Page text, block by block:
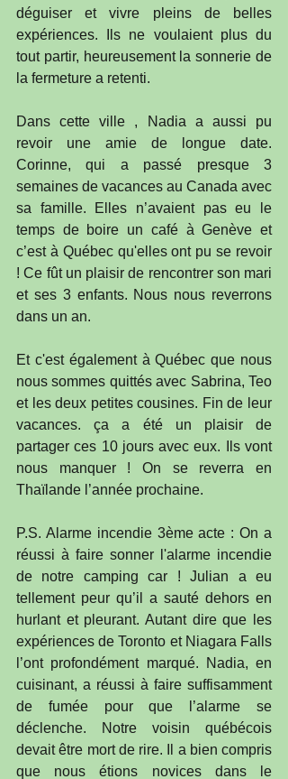
déguiser et vivre pleins de belles
expériences. Ils ne voulaient plus du
tout partir, heureusement la sonnerie de
la fermeture a retenti.
Dans cette ville , Nadia a aussi pu
revoir une amie de longue date.
Corinne, qui a passé presque 3
semaines de vacances au Canada avec
sa famille. Elles n’avaient pas eu le
temps de boire un café à Genève et
c’est à Québec qu'elles ont pu se revoir
! Ce fût un plaisir de rencontrer son mari
et ses 3 enfants. Nous nous reverrons
dans un an.
Et c'est également à Québec que nous
nous sommes quittés avec Sabrina, Teo
et les deux petites cousines. Fin de leur
vacances. ça a été un plaisir de
partager ces 10 jours avec eux. Ils vont
nous manquer ! On se reverra en
Thaïlande l’année prochaine.
P.S. Alarme incendie 3ème acte : On a
réussi à faire sonner l'alarme incendie
de notre camping car ! Julian a eu
tellement peur qu’il a sauté dehors en
hurlant et pleurant. Autant dire que les
expériences de Toronto et Niagara Falls
l’ont profondément marqué. Nadia, en
cuisinant, a réussi à faire suffisamment
de fumée pour que l’alarme se
déclenche. Notre voisin québécois
devait être mort de rire. Il a bien compris
que nous étions novices dans le